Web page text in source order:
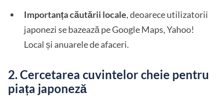
Importanța căutării locale, deoarece utilizatorii
japonezi se bazează pe Google Maps, Yahoo!
Local și anuarele de afaceri.
2. Cercetarea cuvintelor cheie pentru
piața japoneză